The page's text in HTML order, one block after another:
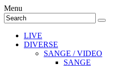
Menu
LIVE
DIVERSE
SANGE / VIDEO
SANGE